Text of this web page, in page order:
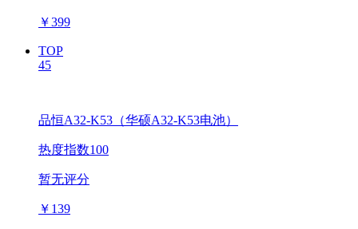
￥399
TOP
45
品恒A32-K53（华硕A32-K53电池）
热度指数100
暂无评分
￥ 139